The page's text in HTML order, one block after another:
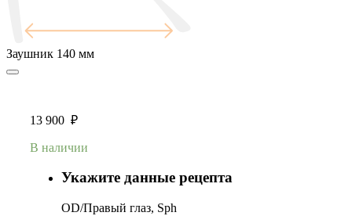
Заушник 140 мм
13 900 ₽
В наличии
Укажите данные рецепта
OD/Правый глаз, Sph